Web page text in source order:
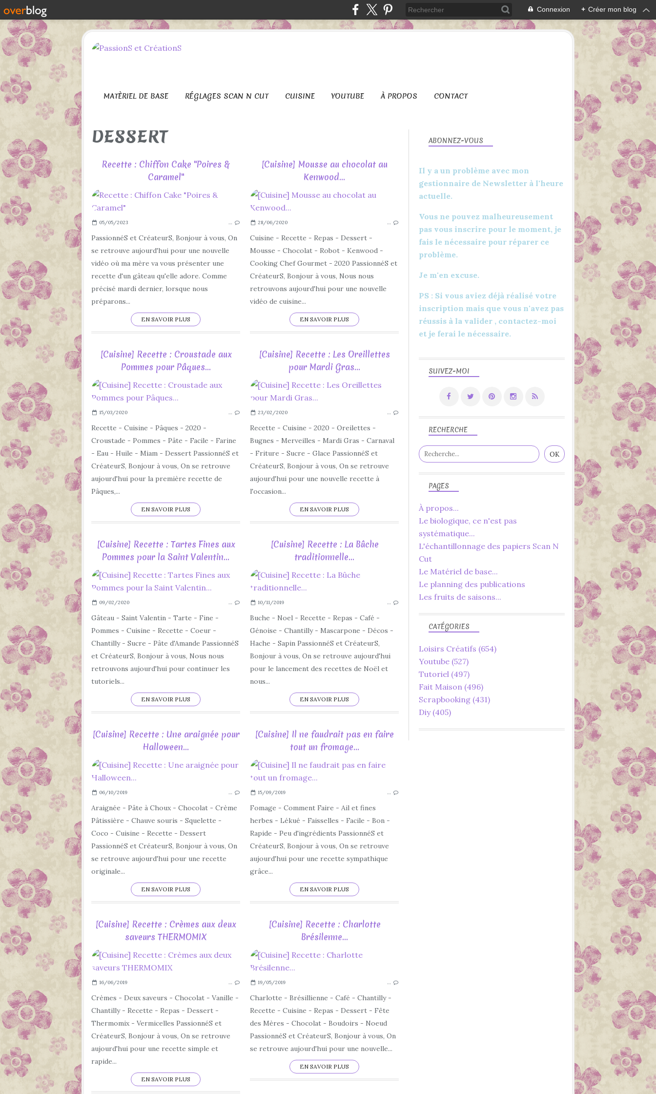
Connexion + Créer mon blog
MATÈRIEL DE BASE RÉGLAGES SCAN N CUT CUISINE YOUTUBE À PROPOS CONTACT
DESSERT
Recette : Chiffon Cake "Poires &
Caramel"
CUISINE
YOUTUBE
LOISIRS CRÉATIFS
DESSERT
GÂTEAU
CHIFFON CAKE
05/05/2023 …
PassionnéS et CréateurS, Bonjour à vous, On
se retrouve aujourd'hui pour une nouvelle
vidéo où ma mère va vous présenter une
recette d'un gâteau qu'elle adore. Comme
précisé mardi dernier, lorsque nous
préparons...
EN SAVOIR PLUS
[Cuisine] Mousse au chocolat au
Kenwood...
CUISINE
DÉCORATIONS
LOISIRS CRÉATIFS
28/06/2020 …
Cuisine - Recette - Repas - Dessert -
Mousse - Chocolat - Robot - Kenwood -
Cooking Chef Gourmet - 2020 PassionnéS et
CréateurS, Bonjour à vous, Nous nous
retrouvons aujourd'hui pour une nouvelle
vidéo de cuisine...
EN SAVOIR PLUS
[Cuisine] Recette : Croustade aux
Pommes pour Pâques...
2020
FAIT MAISON
FAMILLE
FÊTE
IDÉES
LOISIRS CRÉATIFS
15/03/2020 …
Recette - Cuisine - Pâques - 2020 -
Croustade - Pommes - Pâte - Facile - Farine
- Eau - Huile - Miam - Dessert PassionnéS et
CréateurS, Bonjour à vous, On se retrouve
aujourd'hui pour la première recette de
Pâques,...
EN SAVOIR PLUS
[Cuisine] Recette : Les Oreillettes
pour Mardi Gras...
CUISINE
FÉVRIER
LOISIRS CRÉATIFS
23/02/2020 …
Recette - Cuisine - 2020 - Oreilettes -
Bugnes - Merveilles - Mardi Gras - Carnaval
- Friture - Sucre - Glace PassionnéS et
CréateurS, Bonjour à vous, On se retrouve
aujourd'hui pour une nouvelle recette à
l'occasion...
EN SAVOIR PLUS
[Cuisine] Recette : Tartes Fines aux
Pommes pour la Saint Valentin...
DÉCORATIONS
FAIT MAIN
FAIT MAISON
FÉVRIER
FÊTE
09/02/2020 …
Gâteau - Saint Valentin - Tarte - Fine -
Pommes - Cuisine - Recette - Coeur -
Chantilly - Sucre - Pâte d'Amande PassionnéS
et CréateurS, Bonjour à vous, Nous nous
retrouvons aujourd'hui pour continuer les
tutoriels...
EN SAVOIR PLUS
[Cuisine] Recette : La Bûche
traditionnelle...
10/11/2019 …
Buche - Noel - Recette - Repas - Café -
Génoise - Chantilly - Mascarpone - Décos -
Hache - Sapin PassionnéS et CréateurS,
Bonjour à vous, On se retrouve aujourd'hui
pour le lancement des recettes de Noël et
nous...
EN SAVOIR PLUS
[Cuisine] Recette : Une araignée pour
Halloween...
2019
FAIT MAISON
FAMILLE
FÊTE
HALLOWEEN
IDÉES
06/10/2019 …
Araignée - Pâte à Choux - Chocolat - Crème
Pâtissière - Chauve souris - Squelette -
Coco - Cuisine - Recette - Dessert
PassionnéS et CréateurS, Bonjour à vous, On
se retrouve aujourd'hui pour une recette
originale...
EN SAVOIR PLUS
[Cuisine] Il ne faudrait pas en faire
tout un fromage...
15/09/2019 …
Fomage - Comment Faire - Ail et fines
herbes - Lékué - Faisselles - Facile - Bon -
Rapide - Peu d'ingrédients PassionnéS et
CréateurS, Bonjour à vous, On se retrouve
aujourd'hui pour une recette sympathique
grâce...
EN SAVOIR PLUS
[Cuisine] Recette : Crèmes aux deux
saveurs THERMOMIX
2019
FAIT MAISON
FAMILLE
JUIN
LOISIRS CRÉATIFS
PRINTEMPS
RECETTE
16/06/2019 …
Crèmes - Deux saveurs - Chocolat - Vanille -
Chantilly - Recette - Repas - Dessert -
Thermomix - Vermicelles PassionnéS et
CréateurS, Bonjour à vous, On se retrouve
aujourd'hui pour une recette simple et
rapide...
EN SAVOIR PLUS
[Cuisine] Recette : Charlotte
Brésilenne...
19/05/2019 …
Charlotte - Brésillienne - Café - Chantilly -
Recette - Cuisine - Repas - Dessert - Fête
des Mères - Chocolat - Boudoirs - Noeud
PassionnéS et CréateurS, Bonjour à vous, On
se retrouve aujourd'hui pour une nouvelle...
EN SAVOIR PLUS
SUIVEZ-MOI
RECHERCHE
PAGES
À propos...
Le biologique, ce n'est pas
systématique...
L'échantillonnage des papiers Scan N
Cut
Le Matériel de base...
Le planning des publications
Les fruits de saisons...
CATÉGORIES
Loisirs Créatifs (654)
Youtube (527)
Tutoriel (497)
Fait Maison (496)
Scrapbooking (431)
Diy(405)
ABONNEZ-VOUS
Il y a un problème avec mon
gestionnaire de Newsletter à l'heure
actuelle.
Vous ne pouvez malheureusement
pas vous inscrire pour le moment, je
fais le nécessaire pour réparer ce
problème.
Je m'en excuse.
PS : Si vous aviez déjà réalisé votre
inscription mais que vous n'avez pas
réussis à la valider , contactez-moi
et je ferai le nécessaire.